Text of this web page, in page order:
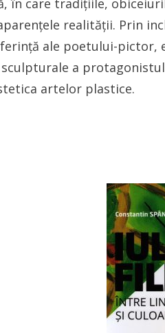
în care tradițiile,
realității. Prin
ale poetului-pictor,
a
artelor plastice.